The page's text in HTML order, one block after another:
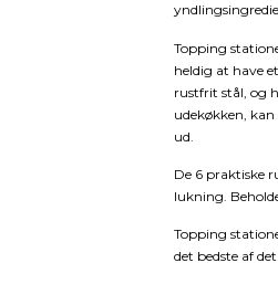
Topping
heldig at have
rustfrit stål, og
udekøkken,
ud.
De 6 praktiske
lukning.
Topping
det bedste af